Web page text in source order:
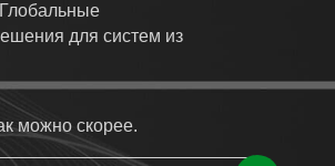
для систем из
можно скорее.